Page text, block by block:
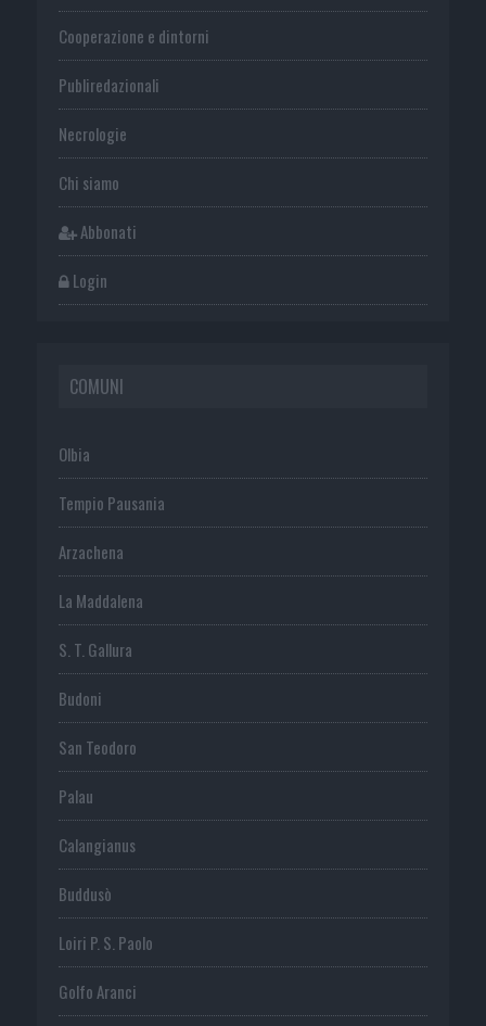
Cooperazione e dintorni
Publiredazionali
Necrologie
Chi siamo
Abbonati
Login
COMUNI
Olbia
Tempio Pausania
Arzachena
La Maddalena
S. T. Gallura
Budoni
San Teodoro
Palau
Calangianus
Buddusò
Loiri P. S. Paolo
Golfo Aranci